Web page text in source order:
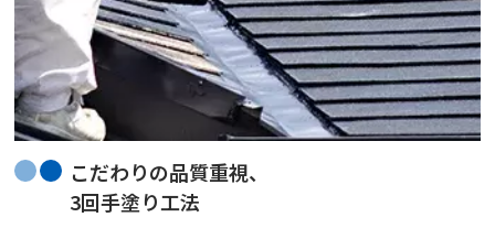
こだわりの品質重視、
3回手塗り工法